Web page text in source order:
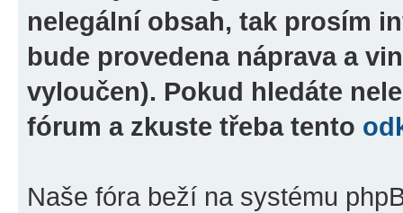
nelegální obsah, tak prosím
bude provedena náprava a
vyloučen). Pokud hledáte
fórum a zkuste třeba tento
Naše fóra beží na systému